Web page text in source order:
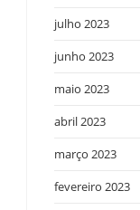
julho 2023
junho 2023
maio 2023
abril 2023
março 2023
fevereiro 2023